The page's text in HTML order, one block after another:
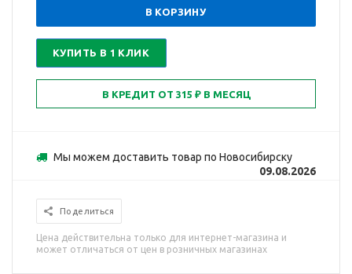
В КОРЗИНУ
КУПИТЬ В 1 КЛИК
Мы можем доставить товар по Новосибирску
09.08.2026
Поделиться
Цена действительна только для интернет-магазина и
может отличаться от цен в розничных магазинах